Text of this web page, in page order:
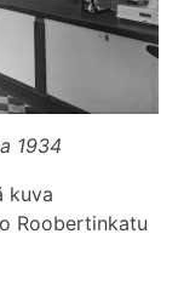
1934
kuva
Roobertinkatu